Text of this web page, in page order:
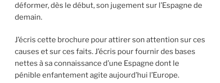
déformer, dès le début, son jugement sur l’Espagne de
demain.
J’écris cette brochure pour attirer son attention sur ces
causes et sur ces faits. J’écris pour fournir des bases
nettes à sa connaissance d’une Espagne dont le
pénible enfantement agite aujourd’hui l’Europe.